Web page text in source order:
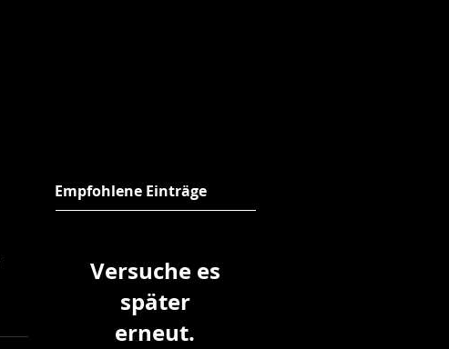
Empfohlene Einträge
Versuche es
später
erneut.